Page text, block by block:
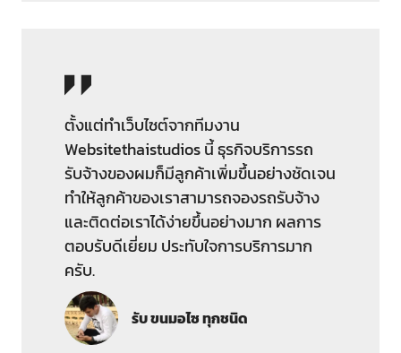
ตั้งแต่ทำเว็บไซต์จากทีมงาน
Websitethaistudios นี้ ธุรกิจบริการรถ
รับจ้างของผมก็มีลูกค้าเพิ่มขึ้นอย่างชัดเจน
ทำให้ลูกค้าของเราสามารถจองรถรับจ้าง
และติดต่อเราได้ง่ายขึ้นอย่างมาก ผลการ
ตอบรับดีเยี่ยม ประทับใจการบริการมาก
ครับ.
รับ ขนมอไซ ทุกชนิด